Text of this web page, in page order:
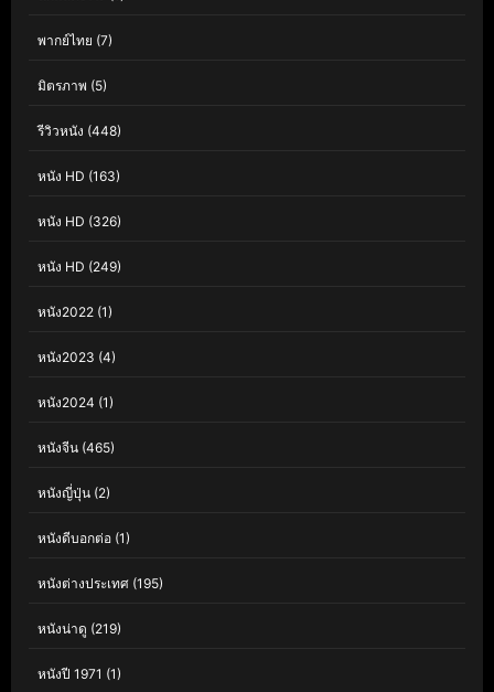
พากย์ไทย (7)
มิตรภาพ (5)
รีวิวหนัง (448)
หนัง HD (163)
หนัง HD (326)
หนัง HD (249)
หนัง2022 (1)
หนัง2023 (4)
หนัง2024 (1)
หนังจีน (465)
หนังญี่ปุ่น (2)
หนังดีบอกต่อ (1)
หนังต่างประเทศ (195)
หนังน่าดู (219)
หนังปี 1971 (1)